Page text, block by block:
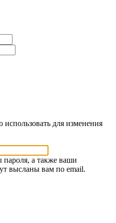
для изменения
пароля, а также ваши
высланы вам по email.